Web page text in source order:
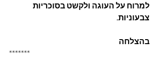
למרוח על העוגה ולקשט בסוכריות
צבעוניות.
בהצלחה
*******